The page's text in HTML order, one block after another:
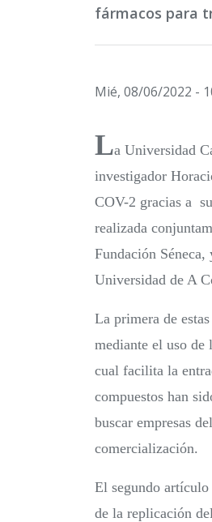
fármacos para
Mié, 08/06/2022 -
La Universidad
investigador
COV-2 gracias a
realizada
Fundación
Universidad de A
La primera de
mediante el uso
cual facilita la
compuestos han
buscar empresas
comercialización.
El segundo
de la replicación